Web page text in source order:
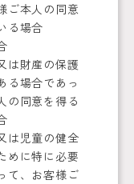
ご本人の同意
る場合
は財産の保護
る場合であっ
の同意を得る
は児童の健全
めに特に必要
て、お客様ご